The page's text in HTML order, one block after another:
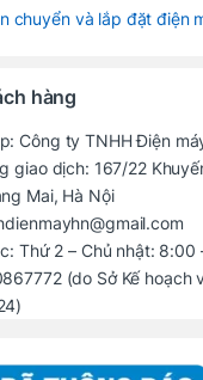
chuyển và lắp đặt điện
hàng
Công ty TNHH Điện
giao dịch: 167/22
Mai, Hà Nội
Thứ 2 – Chủ nhật: 8:00
(do Sở Kế hoạch